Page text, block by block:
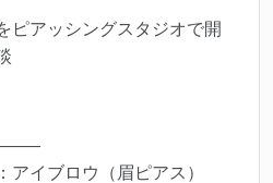
ピアッシングスタジオで開
アイブロウ（眉ピアス）